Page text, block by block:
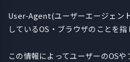
User-Agent(ユーザーエージェン
しているOS・ブラウザのことを指
この情報によってユーザーのOS